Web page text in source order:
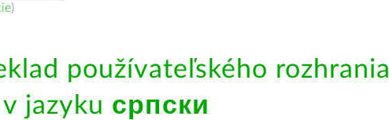
)
používateľského rozhrania
jazyku српски